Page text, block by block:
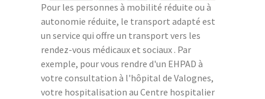
Pour les personnes à mobilité réduite ou à
autonomie réduite, le transport adapté est
un service qui offre un transport vers les
rendez-vous médicaux et sociaux . Par
exemple, pour vous rendre d'un EHPAD à
votre consultation à l'hôpital de Valognes,
votre hospitalisation au Centre hospitalier